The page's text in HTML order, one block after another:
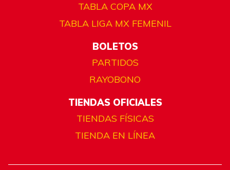
TABLA COPA MX
TABLA LIGA MX FEMENIL
BOLETOS
PARTIDOS
RAYOBONO
TIENDAS OFICIALES
TIENDAS FÍSICAS
TIENDA EN LÍNEA